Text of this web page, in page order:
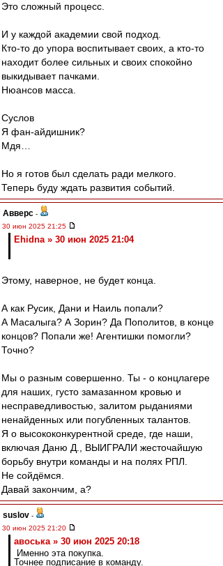
Это сложный процесс.
И у каждой академии свой подход.
Кто-то до упора воспитывает своих, а кто-то
находит более сильных и своих спокойно
выкидывает пачками.
Нюансов масса.
Суслов
Я фан-айдишник?
Мдя…
Но я готов был сделать ради мелкого.
Теперь буду ждать развития событий.
Авверс -
30 июн 2025 21:25
Ehidna » 30 июн 2025 21:04
Этому, наверное, не будет конца.
А как Русик, Дани и Наиль попали?
А Масалыга? А Зорин? Да Пополитов, в конце
концов? Попали же! Агентишки помогли?
Точно?
Мы о разным совершенно. Ты - о концлагере
для наших, густо замазанном кровью и
несправедливостью, залитом рыданиями
ненайденных или погубленных талантов.
Я о высококонкурентной среде, где наши,
включая Даню Д., ВЫИГРАЛИ жесточайшую
борьбу внутри команды и на полях РПЛ.
Не сойдёмся.
Давай закончим, а?
suslov -
30 июн 2025 21:20
авоська » 30 июн 2025 20:18
Именно эта покупка.
Точнее подписание в команду.